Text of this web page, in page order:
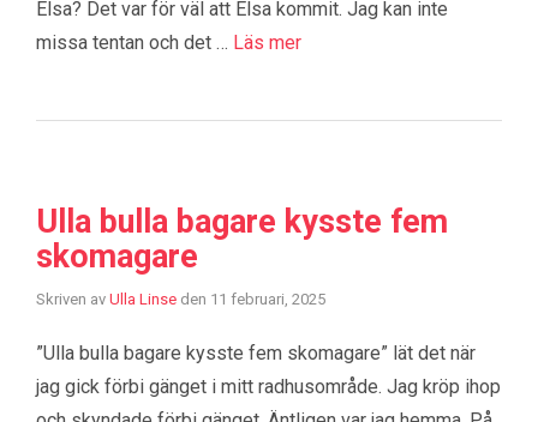
Elsa? Det var för väl att Elsa kommit. Jag kan inte
missa tentan och det … Läs mer
Ulla bulla bagare kysste fem
skomagare
Skriven av Ulla Linse den 11 februari, 2025
”Ulla bulla bagare kysste fem skomagare” lät det när
jag gick förbi gänget i mitt radhusområde. Jag kröp ihop